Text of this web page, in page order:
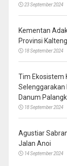
23 September 2024
Kementan
Provinsi
18 September 2024
Tim Ekosistem
Selenggarakan
Danum
18 September 2024
Agustiar
Jalan Anoi
14 September 2024